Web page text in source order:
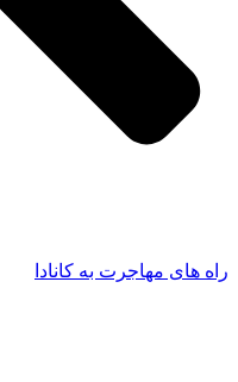
راه های مهاجرت به کانادا